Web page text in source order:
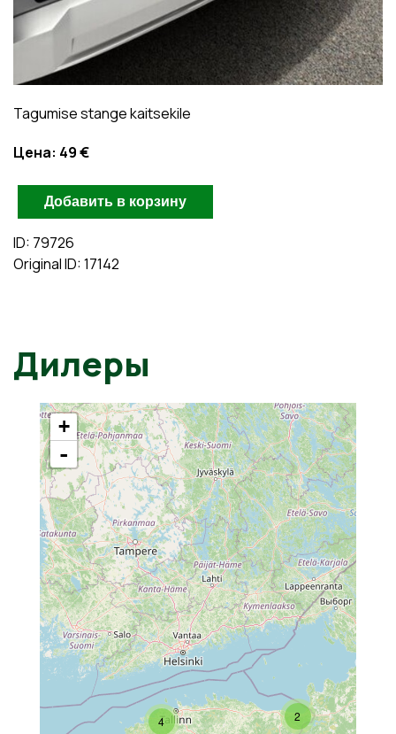
Tagumise stange kaitsekile
Цена: 49 €
ID: 79726
Original ID: 17142
Дилеры
2
4
+
-